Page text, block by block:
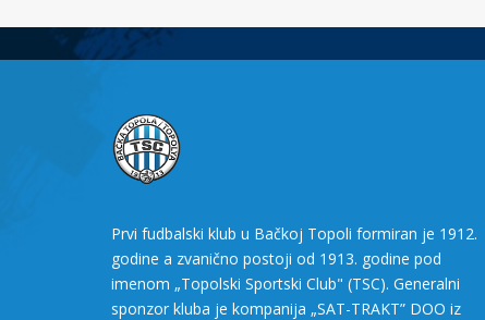
Prvi fudbalski klub u Bačkoj Topoli formiran je 1912.
godine a zvanično postoji od 1913. godine pod
imenom „Topolski Sportski Club" (TSC). Generalni
sponzor kluba je kompanija „SAT-TRAKT” DOO iz